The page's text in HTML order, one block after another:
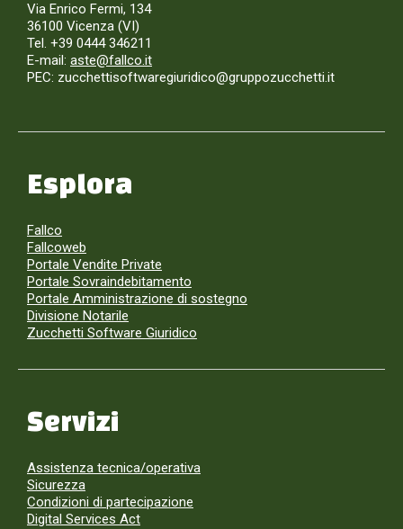
Via Enrico Fermi, 134
36100 Vicenza (VI)
Tel. +39 0444 346211
E-mail: aste@fallco.it
PEC: zucchettisoftwaregiuridico@gruppozucchetti.it
Esplora
Fallco
Fallcoweb
Portale Vendite Private
Portale Sovraindebitamento
Portale Amministrazione di sostegno
Divisione Notarile
Zucchetti Software Giuridico
Servizi
Assistenza tecnica/operativa
Sicurezza
Condizioni di partecipazione
Digital Services Act